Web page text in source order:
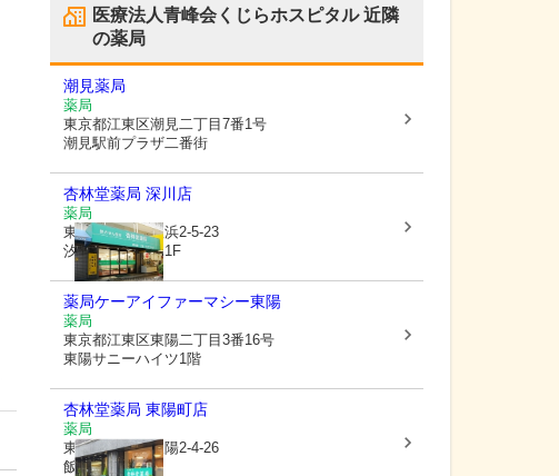
医療法人青峰会くじらホスピタル近隣
の薬局
潮見薬局
薬局
東京都江東区潮見二丁目7番1号
潮見駅前プラザ二番街
杏林堂薬局 深川店
薬局
東京都江東区塩浜2-5-23
汐浜サンハイツ1F
薬局ケーアイファーマシー東陽
薬局
東京都江東区東陽二丁目3番16号
東陽サニーハイツ1階
杏林堂薬局 東陽町店
薬局
東京都江東区東陽2-4-26
飯田ビル1F